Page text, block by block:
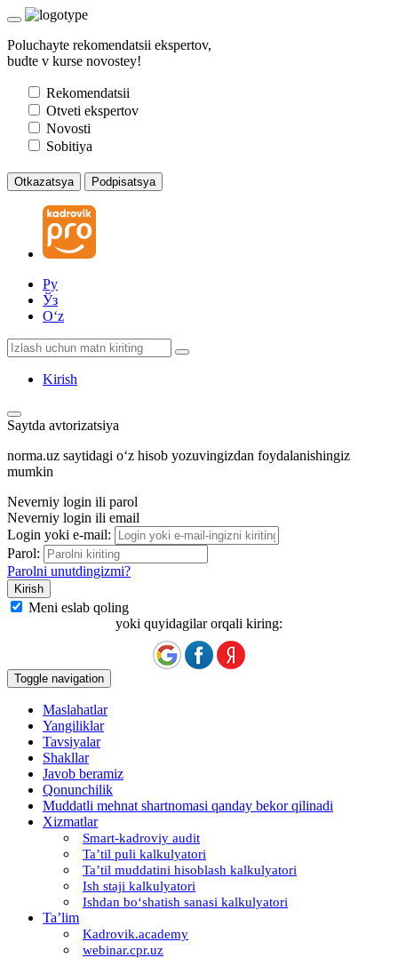
Poluchayte rekomendatsii ekspertov,
budte v kurse novostey!
Rekomendatsii
Otveti ekspertov
Novosti
Sobitiya
Otkazatsya Podpisatsya
Ру
Ўз
Oʻz
Kirish
Saytda avtorizatsiya
norma.uz saytidagi oʻz hisob yozuvingizdan foydalanishingiz
mumkin
Neverniy login ili parol
Neverniy login ili email
Login yoki e-mail:
Parol:
Parolni unutdingizmi?
Meni eslab qoling
yoki quyidagilar orqali kiring:
Toggle navigation
Maslahatlar
Yangiliklar
Tavsiyalar
Shakllar
Javob beramiz
Qonunchilik
Muddatli mehnat shartnomasi qanday bekor qilinadi
Xizmatlar
Smart-kadroviy audit
Ta’til puli kalkulyatori
Ta’til muddatini hisoblash kalkulyatori
Ish staji kalkulyatori
Ishdan boʻshatish sanasi kalkulyatori
Ta’lim
Kadrovik.academy
webinar.cpr.uz